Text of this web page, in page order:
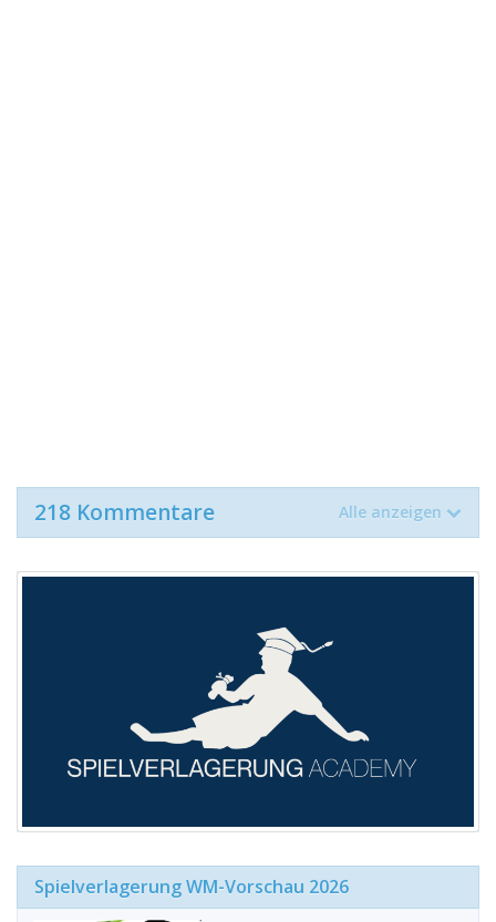
218 Kommentare Alle anzeigen
Spielverlagerung WM-Vorschau 2026